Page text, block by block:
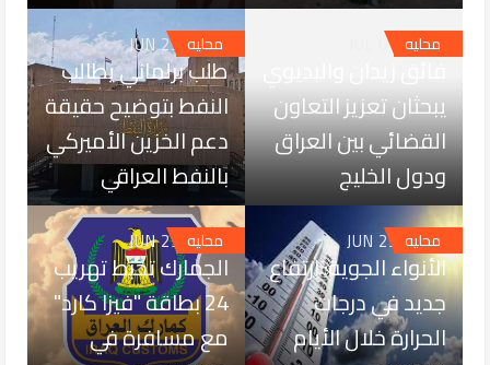
محليه
JUL 01, 2026
فائق زيدان والبديوي
يبحثان تعزيز التعاون
القضائي بين العراق
ودول الخليج
محليه
JUN 29, 2026
طلب برلماني يطالب
النفط بتوضيح حقيقة
دعم الخزين الأميركي
بالنفط العراقي
محليه
JUN 29, 2026
الأنواء الجوية: ارتفاع
جديد في درجات
الحرارة خلال الأيام
محليه
JUN 29, 2026
الجمارك تحبط تهريب
24 بطاقة "فيزا كارد"
مع مسافرة في